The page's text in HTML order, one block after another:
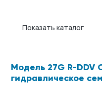
Показать каталог
Модель 27G R-DDV
гидравлическое